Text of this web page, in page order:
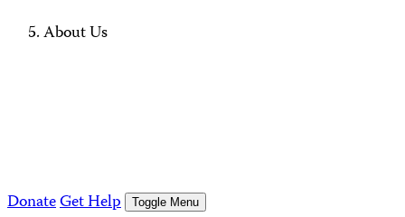
About Us
DonateGet Help Toggle Menu